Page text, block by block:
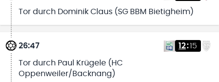
Tor durch Dominik Claus (SG BBM Bietigheim)
26:47 12:15
Tor durch Paul Krügele (HC
Oppenweiler/Backnang)